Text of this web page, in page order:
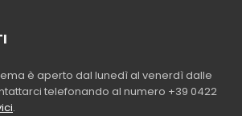
è aperto dal lunedì al venerdì dalle
telefonando al numero +39 0422
.